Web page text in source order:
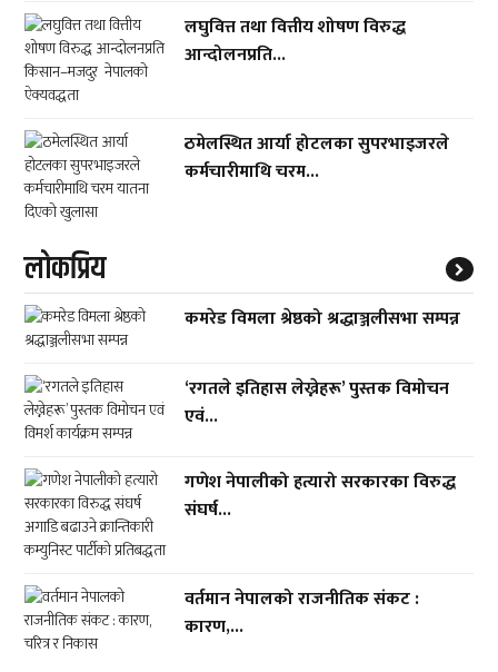
लघुवित्त तथा वित्तीय शोषण विरुद्ध
आन्दोलनप्रति...
ठमेलस्थित आर्या होटलका सुपरभाइजरले
कर्मचारीमाथि चरम...
लाेकप्रिय
कमरेड विमला श्रेष्ठको श्रद्धाञ्जलीसभा सम्पन्न
‘रगतले इतिहास लेख्नेहरू’ पुस्तक विमोचन
एवं...
गणेश नेपालीको हत्यारो सरकारका विरुद्ध
संघर्ष...
वर्तमान नेपालको राजनीतिक संकट :
कारण,...